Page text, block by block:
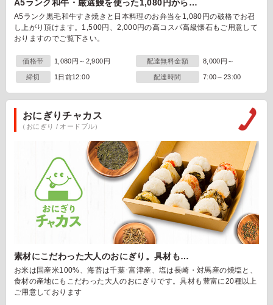
A5ランク和牛・厳選鰻を使った1,080円から…
A5ランク黒毛和牛すき焼きと日本料理のお弁当を1,080円の破格でお召
し上がり頂けます。1,500円、2,000円の高コスパ高級懐石もご用意して
おりますのでご覧下さい。
価格帯 1,080円～2,900円 配達無料金額 8,000円～
締切 1日前12:00 配達時間 7:00～23:00
おにぎりチャカス
（おにぎり / オードブル）
素材にこだわった大人のおにぎり。具材も…
お米は国産米100%、海苔は千葉･富津産、塩は長崎・対馬産の焼塩と、
食材の産地にもこだわった大人のおにぎりです。具材も豊富に20種以上
ご用意しております